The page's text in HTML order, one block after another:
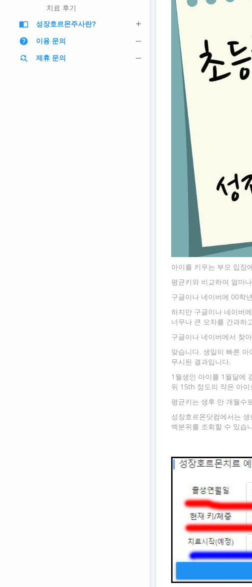
치료 후기
import_contacts 성장호르몬주사란?
help 이용 문의
find_replace 제휴 문의
아이를 키우는 부모 입장
평균키와 비교하여 얼마
구글이나 네이버에 00학
하지만 구글이나 네이버
너무나 큰 오차를 간과하
구글이나 네이버에서 찾
맞습니다. 생일이 빠른
무시된 결과입니다.
1월생인 아이를 1월달에
위 15th 정도의 작은 아
평균키는 생후 만 개월수
성장호르몬닷컴에서는
백분위를 조회할 수 있습